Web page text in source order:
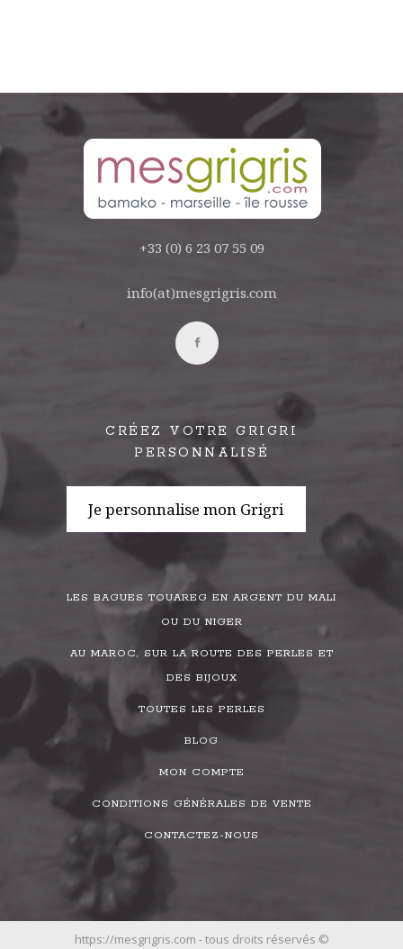
+33 (0) 6 23 07 55 09
info(at)mesgrigris.com
CRÉEZ VOTRE GRIGRI
PERSONNALISÉ
Je personnalise mon Grigri
LES BAGUES TOUAREG EN ARGENT DU MALI
OU DU NIGER
AU MAROC, SUR LA ROUTE DES PERLES ET
DES BIJOUX
TOUTES LES PERLES
BLOG
MON COMPTE
CONDITIONS GÉNÉRALES DE VENTE
CONTACTEZ-NOUS
https://mesgrigris.com - tous droits réservés ©